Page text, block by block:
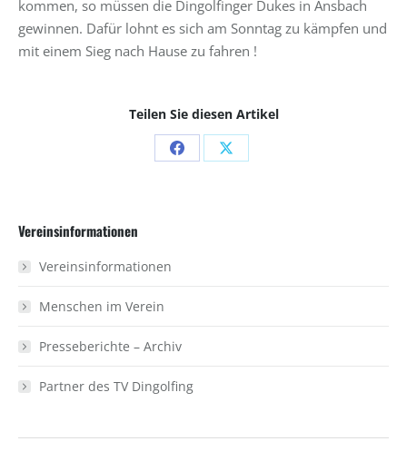
kommen, so müssen die Dingolfinger Dukes in Ansbach
gewinnen. Dafür lohnt es sich am Sonntag zu kämpfen und
mit einem Sieg nach Hause zu fahren !
Teilen Sie diesen Artikel
Share Share
Vereinsinformationen
Vereinsinformationen
Menschen im Verein
Presseberichte – Archiv
Partner des TV Dingolfing